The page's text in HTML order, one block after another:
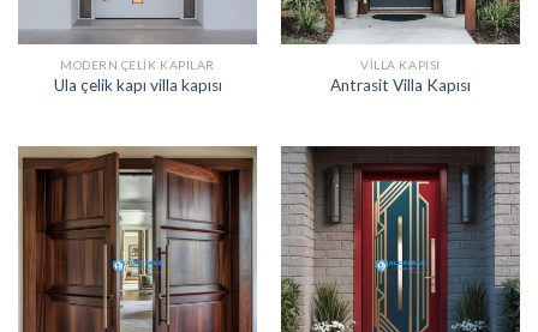
MODERN ÇELIK KAPILAR
Ula çelik kapı villa kapısı
VILLA KAPISI
Antrasit Villa Kapısı